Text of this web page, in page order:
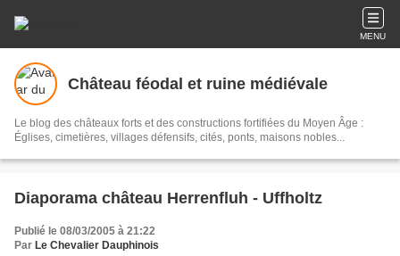
MENU
Château féodal et ruine médiévale
Le blog des châteaux forts et des constructions fortifiées du Moyen Âge :
Églises, cimetières, villages défensifs, cités, ponts, maisons nobles...
Diaporama château Herrenfluh - Uffholtz
Publié le 08/03/2005 à 21:22
Par Le Chevalier Dauphinois